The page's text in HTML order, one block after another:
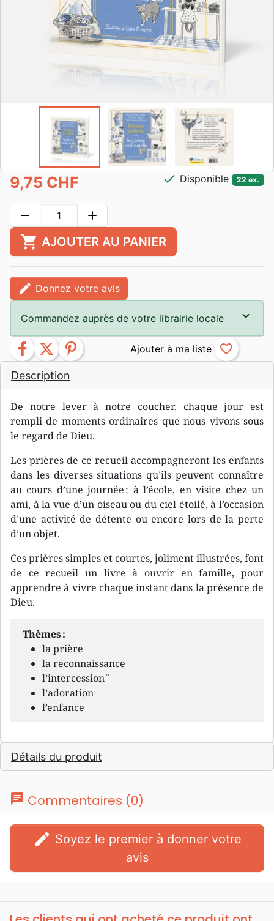
Description
De notre lever à notre coucher, chaque jour est
rempli de moments ordinaires que nous vivons sous
le regard de Dieu.
Les prières de ce recueil accompagneront les enfants
dans les diverses situations qu’ils peuvent connaître
au cours d’une journée : à l’école, en visite chez un
ami, à la vue d’un oiseau ou du ciel étoilé, à l’occasion
d’une activité de détente ou encore lors de la perte
d’un objet.
Ces prières simples et courtes, joliment illustrées, font
de ce recueil un livre à ouvrir en famille, pour
apprendre à vivre chaque instant dans la présence de
Dieu.
Thèmes :
la prière
la reconnaissance
l’intercession¨
l’adoration
l’enfance
Détails du produit
9,75 CHF check Disponible 22 ex.
remove add
shopping_cart AJOUTER AU PANIER
edit Donnez votre avis
Commandez auprès de votre librairie locale
facebook twitter pinterest favorite_border
chat Commentaires (0)
edit
avis